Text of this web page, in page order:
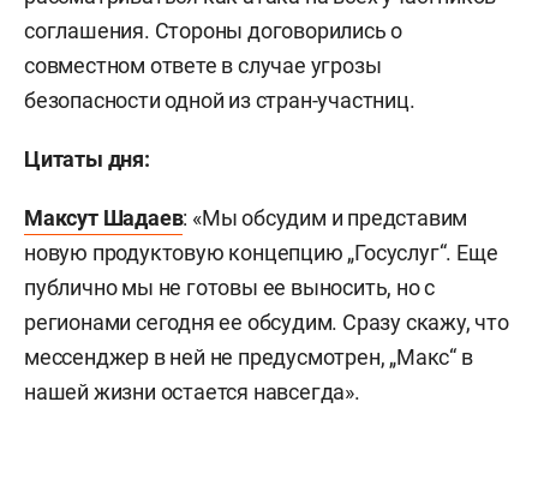
соглашения. Стороны договорились о
совместном ответе в случае угрозы
безопасности одной из стран-участниц.
Цитаты дня:
Максут Шадаев: «Мы обсудим и представим
новую продуктовую концепцию „Госуслуг“. Еще
публично мы не готовы ее выносить, но с
регионами сегодня ее обсудим. Сразу скажу, что
мессенджер в ней не предусмотрен, „Макс“ в
нашей жизни остается навсегда».